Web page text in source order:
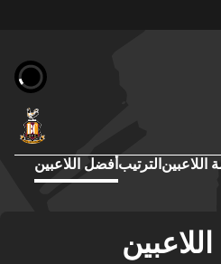
اللاعبين الترتيب أفضل اللاعبين